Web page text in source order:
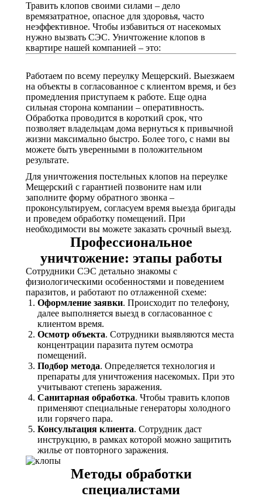
Травить клопов своими силами – дело
времязатратное, опасное для здоровья, часто
неэффективное. Чтобы избавиться от насекомых
нужно вызвать СЭС. Уничтожение клопов в
квартире нашей компанией – это:
Работаем по всему переулку Мещерский. Выезжаем
на объекты в согласованное с клиентом время, и без
промедления приступаем к работе. Еще одна
сильная сторона компании – оперативность.
Обработка проводится в короткий срок, что
позволяет владельцам дома вернуться к привычной
жизни максимально быстро. Более того, с нами вы
можете быть уверенными в положительном
результате.
Для уничтожения постельных клопов на переулке
Мещерский с гарантией позвоните нам или
заполните форму обратного звонка –
проконсультируем, согласуем время выезда бригады
и проведем обработку помещений. При
необходимости вы можете заказать срочный выезд.
Профессиональное
уничтожение: этапы работы
Сотрудники СЭС детально знакомы с
физиологическими особенностями и поведением
паразитов, и работают по отлаженной схеме:
Оформление заявки. Происходит по телефону,
далее выполняется выезд в согласованное с
клиентом время.
Осмотр объекта. Сотрудники выявляются места
концентрации паразита путем осмотра
помещений.
Подбор метода. Определяется технология и
препараты для уничтожения насекомых. При это
учитывают степень заражения.
Санитарная обработка. Чтобы травить клопов
применяют специальные генераторы холодного
или горячего пара.
Консультация клиента. Сотрудник даст
инструкцию, в рамках которой можно защитить
жилье от повторного заражения.
Методы обработки
специалистами